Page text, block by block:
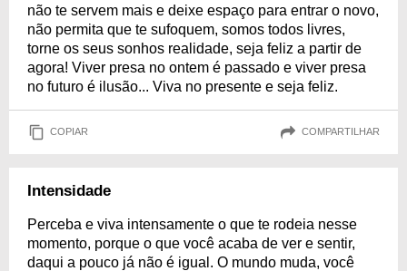
não te servem mais e deixe espaço para entrar o novo,
não permita que te sufoquem, somos todos livres,
torne os seus sonhos realidade, seja feliz a partir de
agora! Viver presa no ontem é passado e viver presa
no futuro é ilusão... Viva no presente e seja feliz.
COPIAR COMPARTILHAR
Intensidade
Perceba e viva intensamente o que te rodeia nesse
momento, porque o que você acaba de ver e sentir,
daqui a pouco já não é igual. O mundo muda, você